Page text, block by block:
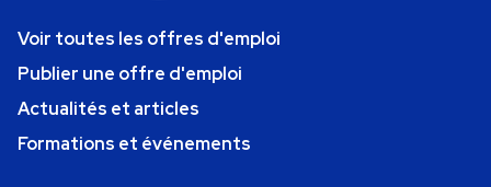
Voir toutes les offres d'emploi
Publier une offre d'emploi
Actualités et articles
Formations et événements